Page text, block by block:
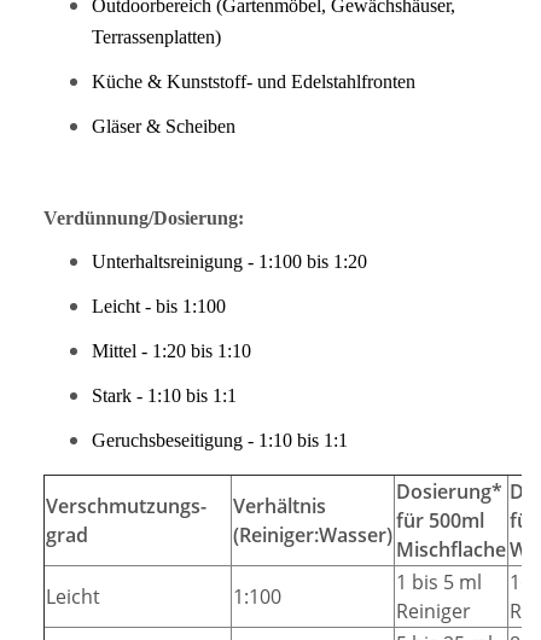
Outdoorbereich (Gartenmöbel, Gewächshäuser,
Terrassenplatten)
Küche & Kunststoff- und Edelstahlfronten
Gläser & Scheiben
Verdünnung/Dosierung:
Unterhaltsreinigung - 1:100 bis 1:20
Leicht - bis 1:100
Mittel - 1:20 bis 1:10
Stark - 1:10 bis 1:1
Geruchsbeseitigung - 1:10 bis 1:1
Verschmutzungs-
grad
Verhältnis
(Reiniger:Wasser)
Dosierung*
für 500ml
Mischflache
für
Leicht
1:100
1 bis 5 ml
Reiniger
16